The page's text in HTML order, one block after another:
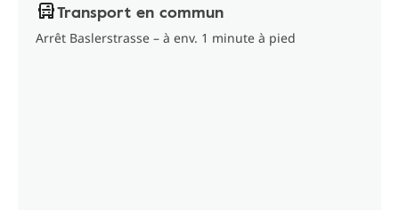
Transport en commun
Arrêt Baslerstrasse – à env. 1 minute à pied